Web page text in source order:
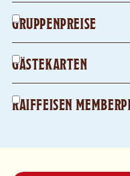
GRUPPENPREISE
GÄSTEKARTEN
RAIFFEISEN